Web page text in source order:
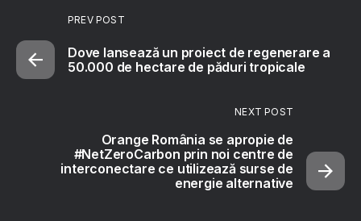
PREV POST
Dove lansează un proiect de regenerare a
50.000 de hectare de păduri tropicale
NEXT POST
Orange România se apropie de
#NetZeroCarbon prin noi centre de
interconectare ce utilizează surse de
energie alternative